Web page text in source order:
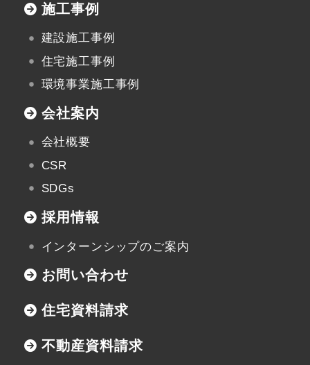
施工事例
建設施工事例
住宅施工事例
環境事業施工事例
会社案内
会社概要
CSR
SDGs
採用情報
インターンシップのご案内
お問い合わせ
住宅資料請求
不動産資料請求